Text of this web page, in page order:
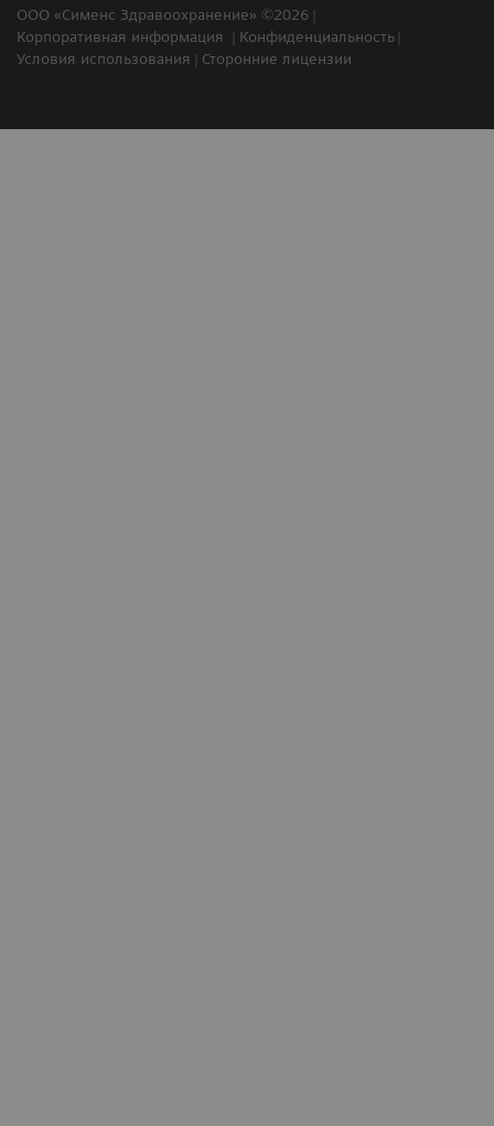
ООО «Сименс Здравоохранение» ©2026
Корпоративная информация
Конфиденциальность
Условия использования
Сторонние лицензии